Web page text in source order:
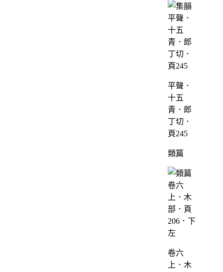
平聲．
十五
青．郎
丁切．
頁245
類篇
卷六
上．木